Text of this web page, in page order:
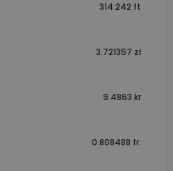
314.242 ft
3.721357 zł
9.4863 kr
0.808488 fr.